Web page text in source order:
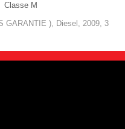
Classe M
GARANTIE ), Diesel, 2009, 3